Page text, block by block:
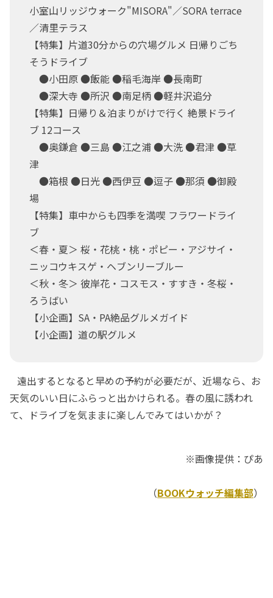
小室山リッジウォーク"MISORA"／SORA terrace
／清里テラス
【特集】片道30分からの穴場グルメ 日帰りごち
そうドライブ
●小田原 ●飯能 ●稲毛海岸 ●長南町
●深大寺 ●所沢 ●南足柄 ●軽井沢追分
【特集】日帰り＆泊まりがけで行く 絶景ドライ
ブ 12コース
●奥鎌倉 ●三島 ●江之浦 ●大洗 ●君津 ●草
津
●箱根 ●日光 ●西伊豆 ●逗子 ●那須 ●御殿
場
【特集】車中からも四季を満喫 フラワードライ
ブ
＜春・夏＞ 桜・花桃・桃・ポピー・アジサイ・
ニッコウキスゲ・ヘブンリーブルー
＜秋・冬＞ 彼岸花・コスモス・すすき・冬桜・
ろうばい
【小企画】SA・PA絶品グルメガイド
【小企画】道の駅グルメ
遠出するとなると早めの予約が必要だが、近場なら、お
天気のいい日にふらっと出かけられる。春の風に誘われ
て、ドライブを気ままに楽しんでみてはいかが？
※画像提供：ぴあ
（BOOKウォッチ編集部）